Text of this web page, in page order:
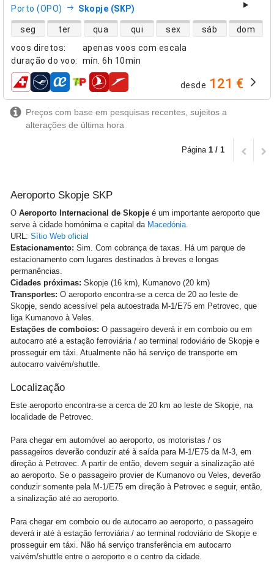
Porto (OPO) Skopje (SKP)
voos diretos:
apenas voos com escala
duração do voo: mín. 6h 10min
disponibilidade de voos diretos
seg ter qua qui sex sáb dom
companhias aéreas desde 121 €
Preços com base em pesquisas recentes, sujeitos a
alterações de última hora
Página 1 / 1
Aeroporto Skopje SKP
O Aeroporto Internacional de Skopje é um importante aeroporto que
serve à cidade homónima e capital da Macedónia
URL: Sítio Web oficial
Estacionamento: Sim. Com cobrança de taxas. Há um parque de
estacionamento com lugares destinados à breves e longas
permanências.
Cidades próximas: Skopje (16 km), Kumanovo (20 km)
Transportes: O aeroporto encontra-se a cerca de 20 ao leste de
Skopje, sendo acessível pela autoestrada M-1/E75 em Petrovec, que
liga Kumanovo à Veles.
Estações de comboios: O passageiro deverá ir em comboio ou em
autocarro até a estação ferroviária / ao terminal rodoviário de Skopje e
prosseguir em táxi. Atualmente não há serviço de transporte em
autocarro vaivém/shuttle.
Localização
Este aeroporto encontra-se a cerca de 20 km ao leste de Skopje, na
localidade de Petrovec.
Para chegar em automóvel ao aeroporto, os motoristas / os
passageiros deverão conduzir até à saída para M-1/E75 da M-3, em
direção à Petrovec. A partir de então, devem seguir a sinalização até
ao aeroporto. Se o passageiro provier de Kumanovo ou Veles, deverão
conduzir somente pela M-1/E75 em direção à Petrovec e seguir, então,
a sinalização até ao aeroporto.
Para chegar em comboio ou de autocarro ao aeroporto, o passageiro
deverá ir até à estação ferroviária / ao terminal rodoviário de Skopje e
prosseguir em táxi. Não há serviço transferência em autocarro
vaivém/shuttle entre o aeroporto e o centro da cidade.